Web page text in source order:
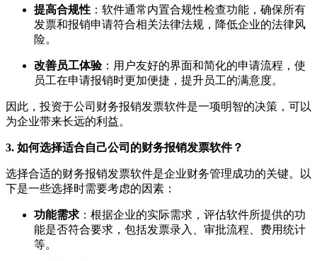
提高合规性 ：软件通常内置合规性检查功能，确保所有
发票和报销申请符合相关法律法规，降低企业的法律风
险。
改善员工体验：用户友好的界面和简化的申请流程，使
员工在申请报销时更加便捷，提升员工的满意度。
因此，投资于公司财务报销发票软件是一项明智的决策，可以
为企业带来长远的利益。
3. 如何选择适合自己公司的财务报销发票软件？
选择合适的财务报销发票软件是企业财务管理成功的关键。以
下是一些选择时需要考虑的因素：
功能需求 ：根据企业的实际需求，评估软件所提供的功
能是否符合要求，包括发票录入、审批流程、费用统计
等。